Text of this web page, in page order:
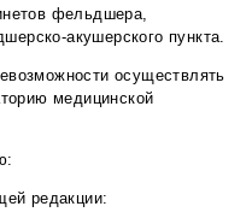
фельдшера,
акушерского пункта.
осуществлять
медицинской
редакции: